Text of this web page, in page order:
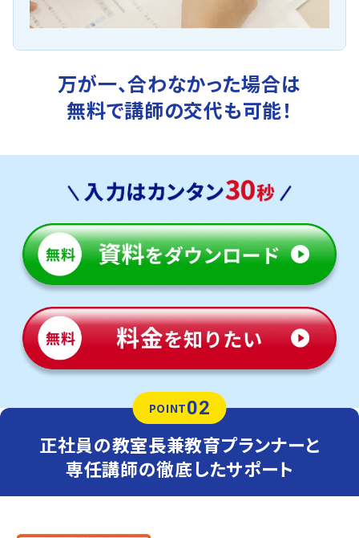
万が一、合わなかった場合は
無料で講師の交代も可能！
POINT02
正社員の教室長兼教育プランナーと
専任講師の徹底したサポート